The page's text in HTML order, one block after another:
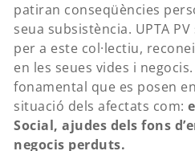
patiran conseqüències
seua subsistència. UPTA
per a este col·lectiu,
en les seues vides i
fonamental que es posen
situació dels afectats com:
Social, ajudes dels fons
negocis perduts.